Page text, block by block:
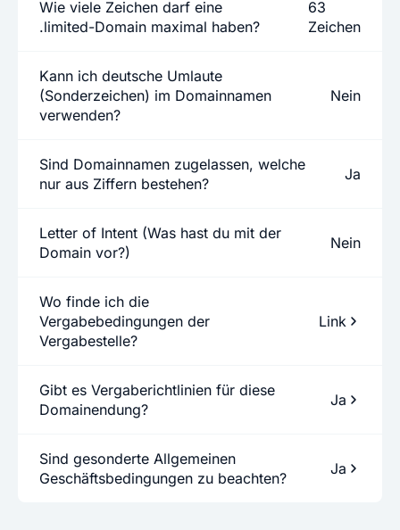
Wie viele Zeichen darf eine
.limited-Domain maximal haben?
63
Zeichen
Kann ich deutsche Umlaute
(Sonderzeichen) im Domainnamen
verwenden?
Nein
Sind Domainnamen zugelassen, welche
nur aus Ziffern bestehen?
Ja
Letter of Intent (Was hast du mit der
Domain vor?)
Nein
Wo finde ich die
Vergabebedingungen der
Vergabestelle?
Link
Gibt es Vergaberichtlinien für diese
Domainendung?
Ja
Sind gesonderte Allgemeinen
Geschäftsbedingungen zu beachten?
Ja